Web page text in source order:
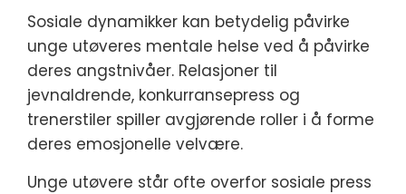
Sosiale dynamikker kan betydelig påvirke
unge utøveres mentale helse ved å påvirke
deres angstnivåer. Relasjoner til
jevnaldrende, konkurransepress og
trenerstiler spiller avgjørende roller i å forme
deres emosjonelle velvære.
Unge utøvere står ofte overfor sosiale press